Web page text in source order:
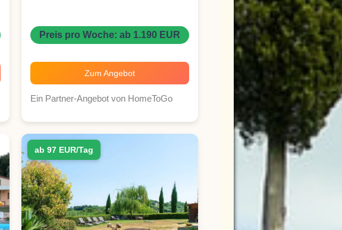
Preis pro Woche: ab 1.190 EUR
Zum Angebot
Ein Partner-Angebot von HomeToGo
ab 97 EUR/Tag